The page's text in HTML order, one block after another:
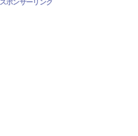
スポンサーリンク